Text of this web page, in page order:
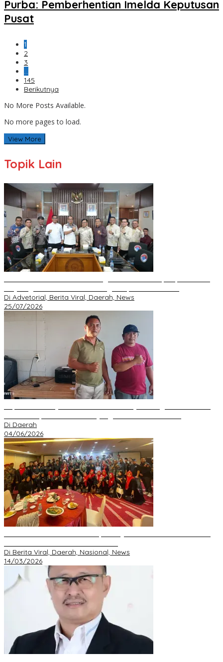
Purba: Pemberhentian Imelda Keputusan
Pusat
1
2
3
…
145
Berikutnya
No More Posts Available.
No more pages to load.
View More
Topik Lain
Di Advetorial, Berita Viral, Daerah, News
25/07/2026
Di Daerah
04/06/2026
Di Berita Viral, Daerah, Nasional, News
14/03/2026